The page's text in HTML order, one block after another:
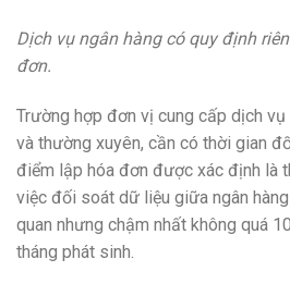
Dịch vụ ngân hàng có quy định
đơn.
Trường hợp đơn vị cung cấp dịch
và thường xuyên, cần có thời gian
điểm lập hóa đơn được xác định là
việc đối soát dữ liệu giữa ngân
quan nhưng chậm nhất không quá
tháng phát sinh.